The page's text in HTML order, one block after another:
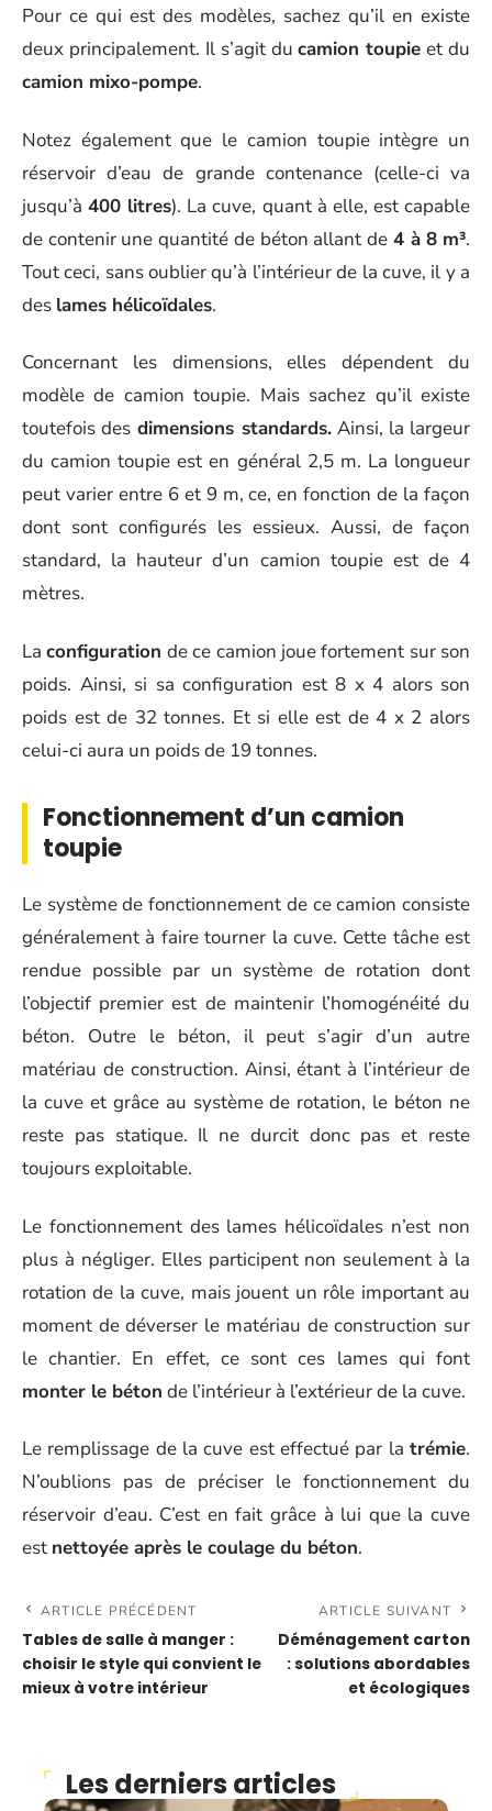
Pour ce qui est des modèles, sachez qu’il en existe
deux principalement. Il s’agit ducamion toupie et du
camion mixo-pompe.
Notez également que le camion toupie intègre un
réservoir d’eau de grande contenance (celle-ci va
jusqu’à400 litres). La cuve, quant à elle, est capable
de contenir une quantité de béton allant de 4 à 8 m³.
Tout ceci, sans oublier qu’à l’intérieur de la cuve, il y a
des lames hélicoïdales.
Concernant les dimensions, elles dépendent du
modèle de camion toupie. Mais sachez qu’il existe
toutefois des dimensions standards.Ainsi, la largeur
du camion toupie est en général 2,5 m. La longueur
peut varier entre 6 et 9 m, ce, en fonction de la façon
dont sont configurés les essieux. Aussi, de façon
standard, la hauteur d’un camion toupie est de 4
mètres.
Laconfiguration de ce camion joue fortement sur son
poids. Ainsi, si sa configuration est 8 x 4 alors son
poids est de 32 tonnes. Et si elle est de 4 x 2 alors
celui-ci aura un poids de 19 tonnes.
Fonctionnement d’un camion
toupie
Le système de fonctionnement de ce camion consiste
généralement à faire tourner la cuve. Cette tâche est
rendue possible par un système de rotation dont
l’objectif premier est de maintenir l’homogénéité du
béton. Outre le béton, il peut s’agir d’un autre
matériau de construction. Ainsi, étant à l’intérieur de
la cuve et grâce au système de rotation, le béton ne
reste pas statique. Il ne durcit donc pas et reste
toujours exploitable.
Le fonctionnement des lames hélicoïdales n’est non
plus à négliger. Elles participent non seulement à la
rotation de la cuve, mais jouent un rôle important au
moment de déverser le matériau de construction sur
le chantier. En effet, ce sont ces lames qui font
monter le béton de l’intérieur à l’extérieur de la cuve.
Le remplissage de la cuve est effectué par la trémie.
N’oublions pas de préciser le fonctionnement du
réservoir d’eau. C’est en fait grâce à lui que la cuve
est nettoyée après le coulage du béton.
ARTICLE PRÉCÉDENT
Tables de salle à manger :
choisir le style qui convient le
mieux à votre intérieur
ARTICLE SUIVANT
Déménagement carton
: solutions abordables
et écologiques
Les derniers articles